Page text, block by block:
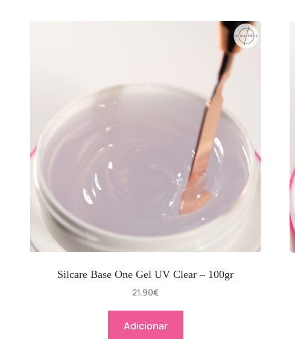
Silcare Base One Gel UV Clear – 100gr
21.90€
Adicionar